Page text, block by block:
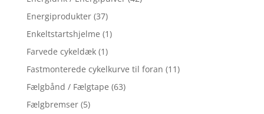
Energiprodukter (37)
Enkeltstartshjelme (1)
Farvede cykeldæk (1)
Fastmonterede cykelkurve til foran (11)
Fælgbånd / Fælgtape (63)
Fælgbremser (5)